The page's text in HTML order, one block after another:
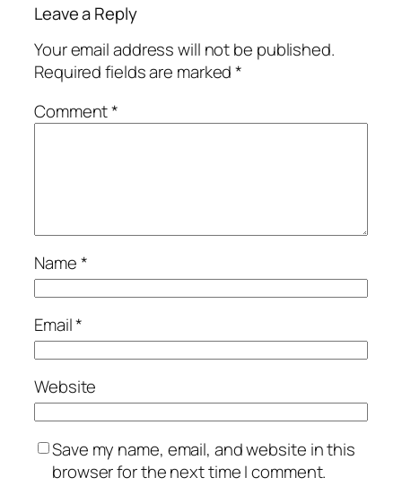
Leave a Reply
Your email address will not be published.
Required fields are marked*
Comment*
Name*
Email*
Website
Save my name, email, and website in this
browser for the next time I comment.